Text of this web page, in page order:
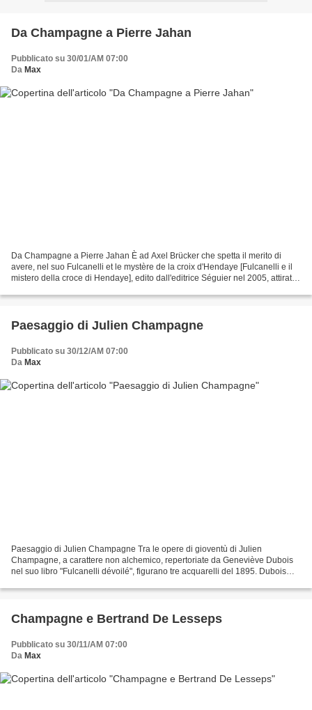
Da Champagne a Pierre Jahan
Pubblicato su 30/01/AM 07:00
Da Max
Da Champagne a Pierre Jahan È ad Axel Brücker che spetta il merito di
avere, nel suo Fulcanelli et le mystère de la croix d'Hendaye [Fulcanelli e il
mistero della croce di Hendaye], edito dall'editrice Séguier nel 2005, attirato
Paesaggio di Julien Champagne
Pubblicato su 30/12/AM 07:00
Da Max
Paesaggio di Julien Champagne Tra le opere di gioventù di Julien
Champagne, a carattere non alchemico, repertoriate da Geneviève Dubois
nel suo libro "Fulcanelli dévoilé", figurano tre acquarelli del 1895. Dubois
Champagne e Bertrand De Lesseps
Pubblicato su 30/11/AM 07:00
Da Max